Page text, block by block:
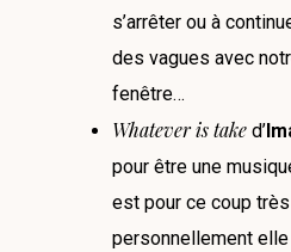
s’arrêter ou à
des vagues avec
fenêtre…
Whatever is take d’
pour être une
est pour ce coup
personnellement